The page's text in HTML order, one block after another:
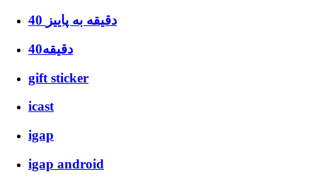
40 دقیقه به پاییز
40دقیقه
gift sticker
icast
igap
igap android